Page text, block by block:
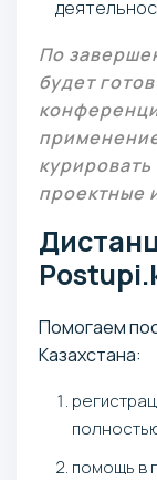
По
будет
проектные
Помогаем
Казахстана:
помощь в